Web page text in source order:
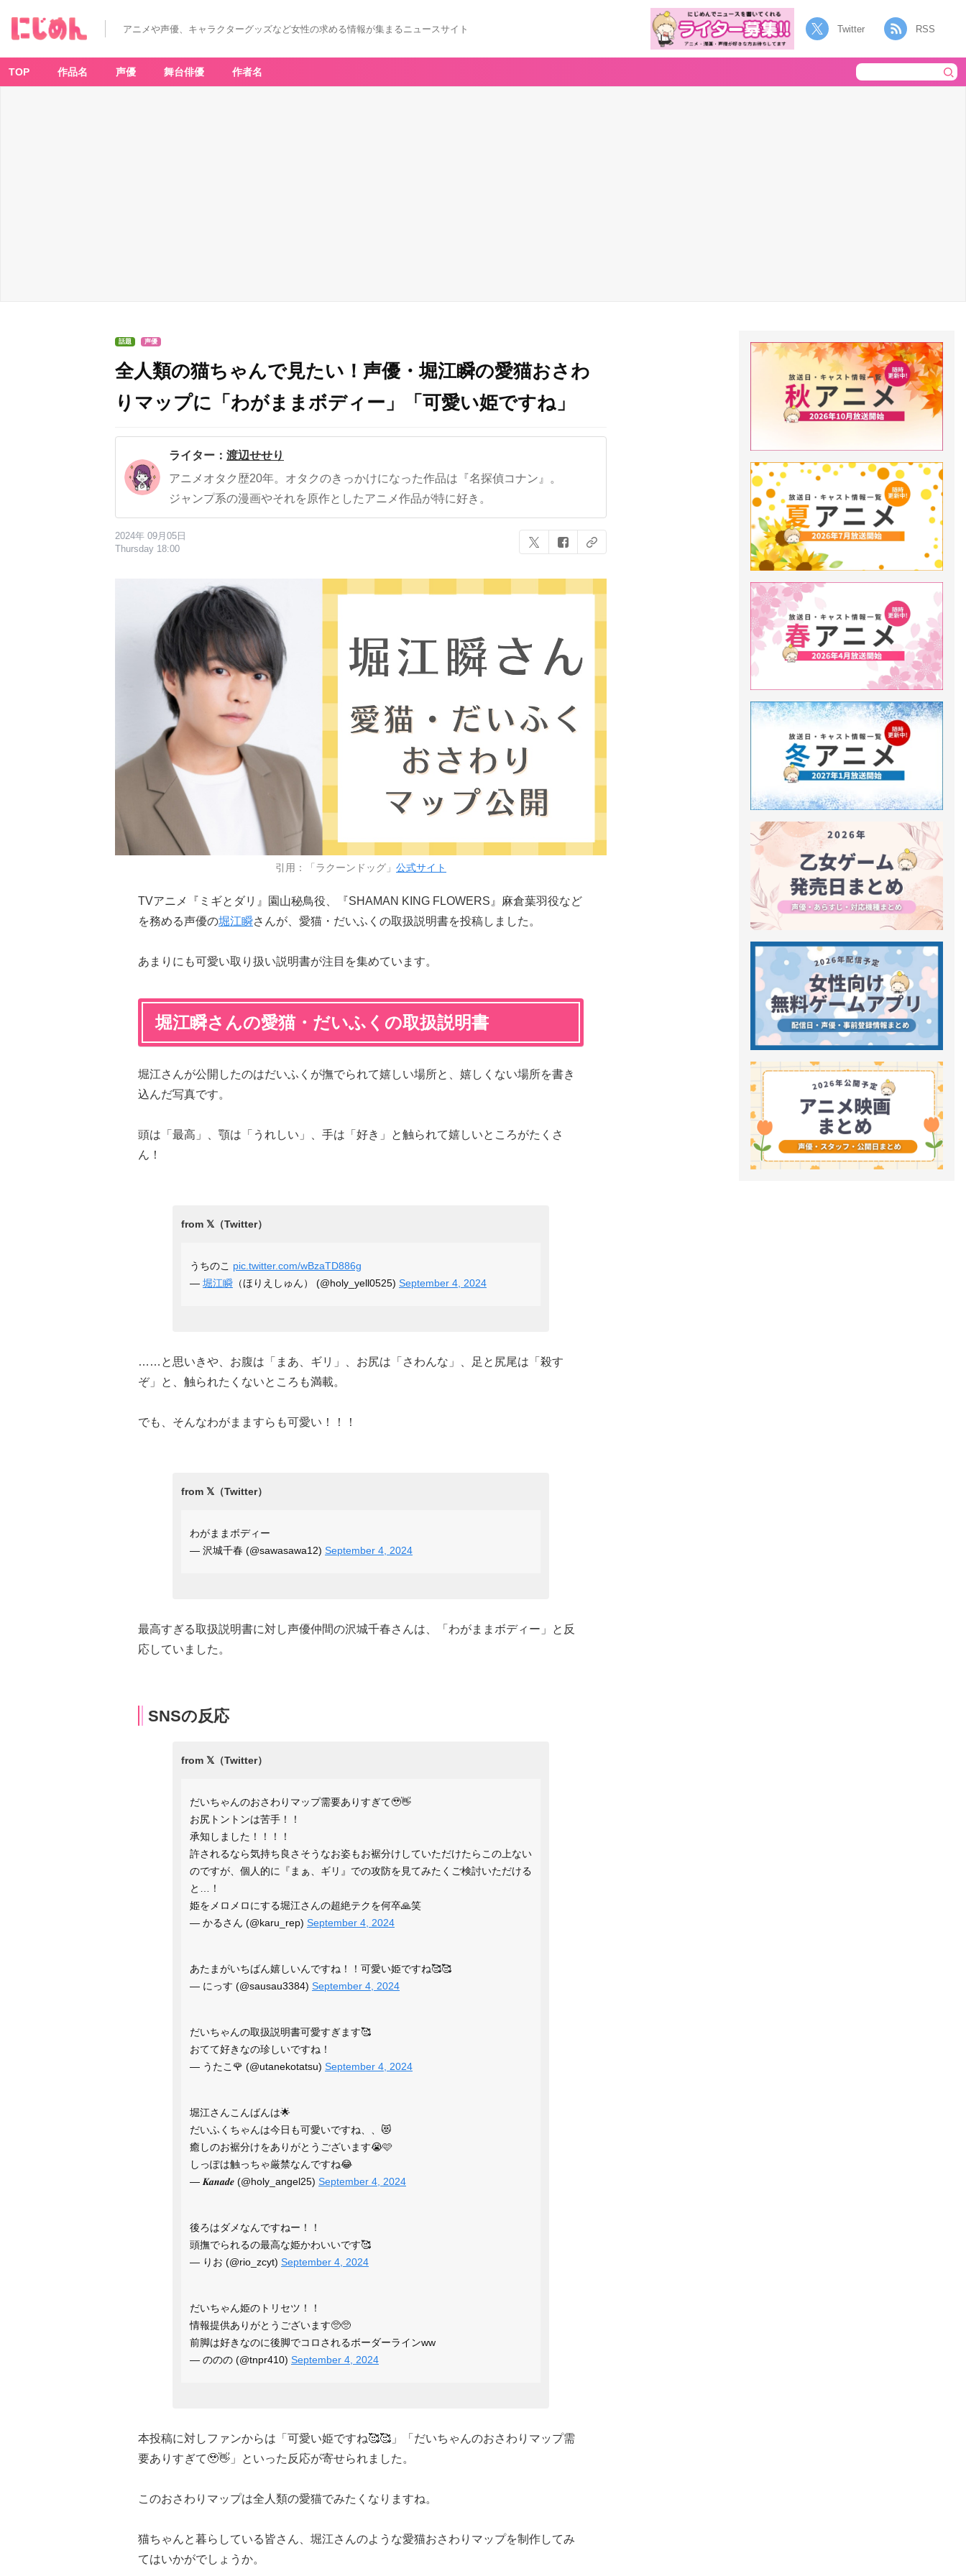
アニメや声優、キャラクターグッズなど女性の求める情報が集まるニュースサイト Twitter RSS
TOP 作品名 声優 舞台俳優 作者名
話題 声優
全人類の猫ちゃんで見たい！声優・堀江瞬の愛猫おさわ
りマップに「わがままボディー」「可愛い姫ですね」
ライター： 渡辺せせり
アニメオタク歴20年。オタクのきっかけになった作品は『名探偵コナン』。
ジャンプ系の漫画やそれを原作としたアニメ作品が特に好き。
2024年 09月05日
Thursday 18:00
引用：「ラクーンドッグ」 公式サイト
TVアニメ『ミギとダリ』園山秘鳥役、『SHAMAN KING FLOWERS』麻倉葉羽役など
を務める声優の堀江瞬さんが、愛猫・だいふくの取扱説明書を投稿しました。
あまりにも可愛い取り扱い説明書が注目を集めています。
堀江瞬さんの愛猫・ だいふくの取扱説明書
堀江さんが公開したのはだいふくが撫でられて嬉しい場所と、嬉しくない場所を書き
込んだ写真です。
頭は「最高」、顎は「うれしい」、手は「好き」と触られて嬉しいところがたくさ
ん！
うちのこ pic.twitter.com/wBzaTD886g
— 堀江瞬 （ほりえしゅん） (@holy_yell0525) September 4, 2024
……と思いきや、お腹は「まあ、ギリ」、お尻は「さわんな」、足と尻尾は「殺す
ぞ」と、触られたくないところも満載。
でも、そんなわがまますらも可愛い！！！
わがままボディー
— 沢城千春 (@sawasawa12) September 4, 2024
最高すぎる取扱説明書に対し声優仲間の沢城千春さんは、「わがままボディー」と反
応していました。
SNSの反応
だいちゃんのおさわりマップ需要ありすぎて🥹👋
お尻トントンは苦手！！
承知しました！！！！
許されるなら気持ち良さそうなお姿もお裾分けしていただけたらこの上ない
のですが、個人的に『まぁ、ギリ』での攻防を見てみたくご検討いただける
と…！
姫をメロメロにする堀江さんの超絶テクを何卒🙏笑
— かるさん (@karu_rep) September 4, 2024
あたまがいちばん嬉しいんですね！！可愛い姫ですね🥰🥰
— にっす (@sausau3384) September 4, 2024
だいちゃんの取扱説明書可愛すぎます🥰
おてて好きなの珍しいですね！
— うたこ🌹 (@utanekotatsu) September 4, 2024
堀江さんこんばんは🌟
だいふくちゃんは今日も可愛いですね、、😻
癒しのお裾分けをありがとうございます😭🩷
しっぽは触っちゃ厳禁なんですね😂
— 𝑲𝒂𝒏𝒂𝒅𝒆 (@holy_angel25) September 4, 2024
後ろはダメなんですねー！！
頭撫でられるの最高な姫かわいいです🥰
— りお (@rio_zcyt) September 4, 2024
だいちゃん姫のトリセツ！！
情報提供ありがとうございます🥺🥺
前脚は好きなのに後脚でコロされるボーダーラインww
— ののの (@tnpr410) September 4, 2024
本投稿に対しファンからは「可愛い姫ですね🥰🥰」「だいちゃんのおさわりマップ需
要ありすぎて🥹👋」といった反応が寄せられました。
このおさわりマップは全人類の愛猫でみたくなりますね。
猫ちゃんと暮らしている皆さん、堀江さんのような愛猫おさわりマップを制作してみ
てはいかがでしょうか。